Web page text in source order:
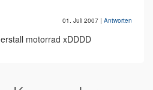
01. Juli 2007 | Antworten
motorrad xDDDD